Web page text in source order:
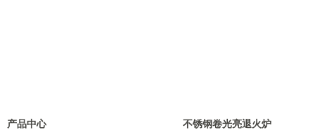
产品中心 不锈钢卷光亮退火炉